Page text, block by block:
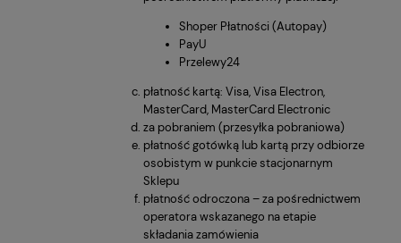
Shoper Płatności (Autopay)
PayU
Przelewy24
płatność kartą: Visa, Visa Electron,
MasterCard, MasterCard Electronic
za pobraniem (przesyłka pobraniowa)
płatność gotówką lub kartą przy odbiorze
osobistym w punkcie stacjonarnym
Sklepu
płatność odroczona – za pośrednictwem
operatora wskazanego na etapie
składania zamówienia